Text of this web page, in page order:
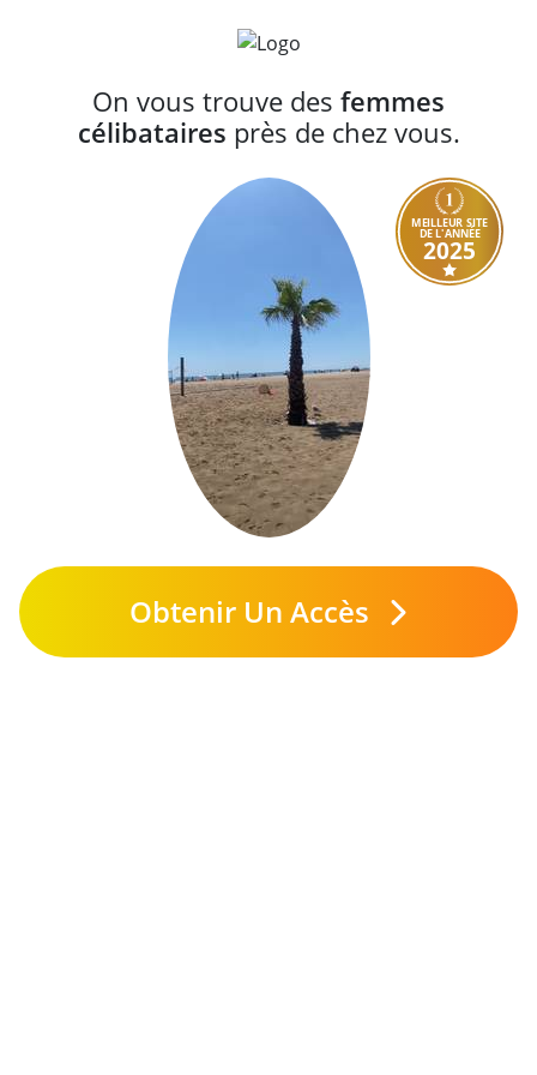
On vous trouve des femmes
célibataires près de chez vous.
MEILLEUR SITE
DE L'ANNÉE
2025
Obtenir Un Accès